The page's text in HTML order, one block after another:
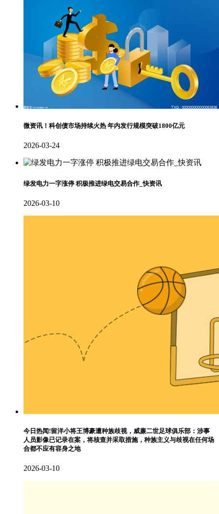
微资讯！科创债市场持续火热 年内发行规模突破1800亿元
2026-03-24
绿发电力一字涨停 积极推进绿电交易合作_快资讯
2026-03-10
今日热闻!留洋小将王博豪遭种族歧视，威廉二世足球俱乐部：涉事
人员影像已记录在案，将核查并采取措施，种族主义与歧视在任何场
合都不应有容身之地
2026-03-10